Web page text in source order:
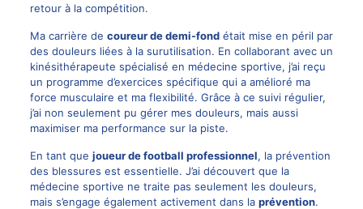
retour à la compétition.
Ma carrière de coureur de demi-fondétait mise en péril par
des douleurs liées à la surutilisation. En collaborant avec un
kinésithérapeute spécialisé en médecine sportive, j’ai reçu
un programme d’exercices spécifique qui a amélioré ma
force musculaire et ma flexibilité. Grâce à ce suivi régulier,
j’ai non seulement pu gérer mes douleurs, mais aussi
maximiser ma performance sur la piste.
En tant que joueur de football professionnel, la prévention
des blessures est essentielle. J’ai découvert que la
médecine sportive ne traite pas seulement les douleurs,
mais s’engage également activement dans la prévention.